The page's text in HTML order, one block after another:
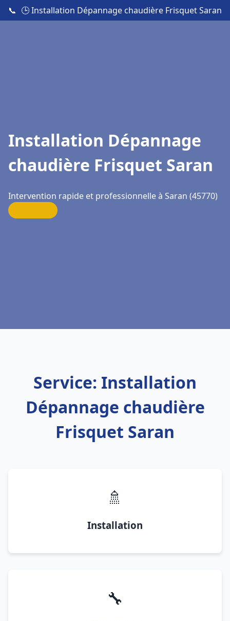
📞 🕒 Installation Dépannage chaudière Frisquet Saran
Installation Dépannage
chaudière Frisquet Saran
Intervention rapide et professionnelle à Saran (45770)
Service: Installation
Dépannage chaudière
Frisquet Saran
🚿
Installation
🔧